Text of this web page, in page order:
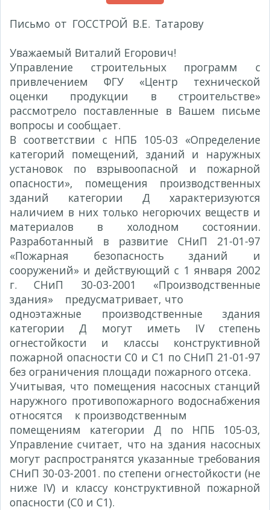
Письмо от ГОССТРОЙ В.Е. Татарову
Уважаемый Виталий Егорович!
Управление строительных программ с
привлечением ФГУ «Центр технической
оценки продукции в строительстве»
рассмотрело поставленные в Вашем письме
вопросы и сообщает.
В соответствии с НПБ 105-03 «Определение
категорий помещений, зданий и наружных
установок по взрывоопасной и пожарной
опасности», помещения производственных
зданий категории Д характеризуются
наличием в них только негорючих веществ и
материалов в холодном состоянии.
Разработанный в развитие СНиП 21-01-97
«Пожарная безопасность зданий и
сооружений» и действующий с 1 января 2002
г. СНиП 30-03-2001 «Производственные
здания» предусматривает, что
одноэтажные производственные здания
категории Д могут иметь IV степень
огнестойкости и классы конструктивной
пожарной опасности С0 и С1 по СНиП 21-01-97
без ограничения площади пожарного отсека.
Учитывая, что помещения насосных станций
наружного противопожарного водоснабжения
относятся к производственным
помещениям категории Д по НПБ 105-03,
Управление считает, что на здания насосных
могут распространятся указанные требования
СНиП 30-03-2001. по степени огнестойкости (не
ниже IV) и классу конструктивной пожарной
опасности (С0 и С1).